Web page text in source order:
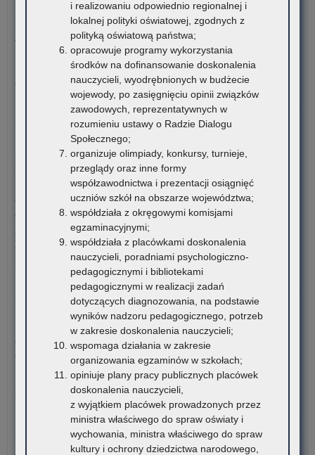
5 sierpnia 2026
Materiały dotyczące nowych podstaw programowych
wprowadzanych w związku z Reformą Kompas Jutra
Instytut Badań Edukacyjnych-Państwowy Instytut Badawczy
oraz Ośrodek Rozwoju Edukacji zapraszają…
4 sierpnia 2026
Komunikat Małopolskiego Kuratora Oświaty w sprawie
przekazywania informacji o liczbie wolnych miejsc w
publicznych liceach ogólnokształcących, technikach,
branżowych szkołach I stopnia, szkołach policealnych,
branżowych szkołach II stopnia, publicznych szkołach
podstawowych dla dorosłych – postępowanie rekrutacyjne na
rok szkolny 2026/2027 oraz po przeprowadzeniu postępowania
rekrutacyjnego uzupełniającego na rok szkolny 2026/2027
3 sierpnia 2026
Ogólnopolski Konkurs Filmowy „Wieś mnie kręci, ja kręcę
wieś”
Stowarzyszenie „Kulturalne Ponidzie” w Chrobrzu zaprasza do
Czytaj więcej
i realizowaniu odpowiednio regionalnej i
lokalnej polityki oświatowej, zgodnych z
polityką oświatową państwa;
opracowuje programy wykorzystania
środków na dofinansowanie doskonalenia
nauczycieli, wyodrębnionych w budżecie
wojewody, po zasięgnięciu opinii związków
zawodowych, reprezentatywnych w
rozumieniu ustawy o Radzie Dialogu
Społecznego;
organizuje olimpiady, konkursy, turnieje,
przeglądy oraz inne formy
współzawodnictwa i prezentacji osiągnięć
uczniów szkół na obszarze województwa;
współdziała z okręgowymi komisjami
egzaminacyjnymi;
współdziała z placówkami doskonalenia
nauczycieli, poradniami psychologiczno-
pedagogicznymi i bibliotekami
pedagogicznymi w realizacji zadań
dotyczących diagnozowania, na podstawie
wyników nadzoru pedagogicznego, potrzeb
w zakresie doskonalenia nauczycieli;
wspomaga działania w zakresie
organizowania egzaminów w szkołach;
opiniuje plany pracy publicznych placówek
doskonalenia nauczycieli,
z wyjątkiem placówek prowadzonych przez
ministra właściwego do spraw oświaty i
wychowania, ministra właściwego do spraw
kultury i ochrony dziedzictwa narodowego,